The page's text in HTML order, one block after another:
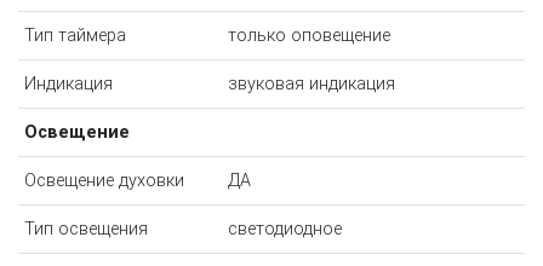
Тип таймера только оповещение
Индикация звуковая индикация
Освещение
Освещение духовки ДА
Тип освещения светодиодное